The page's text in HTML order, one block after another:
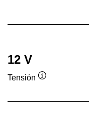
12 V
Tensión
herramientas